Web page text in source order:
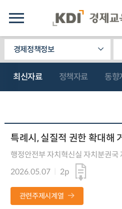
경제정책정보
최신자료 정책자료 동향
특례시, 실질적 권한 확대해
행정안전부 자치혁신실 자치분권국
2026.05.07
2p
관련주제시계열